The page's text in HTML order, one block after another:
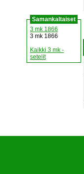
Samankaltaiset
3 mk 1866
3 mk 1866
Kaikki 3 mk -
setelit